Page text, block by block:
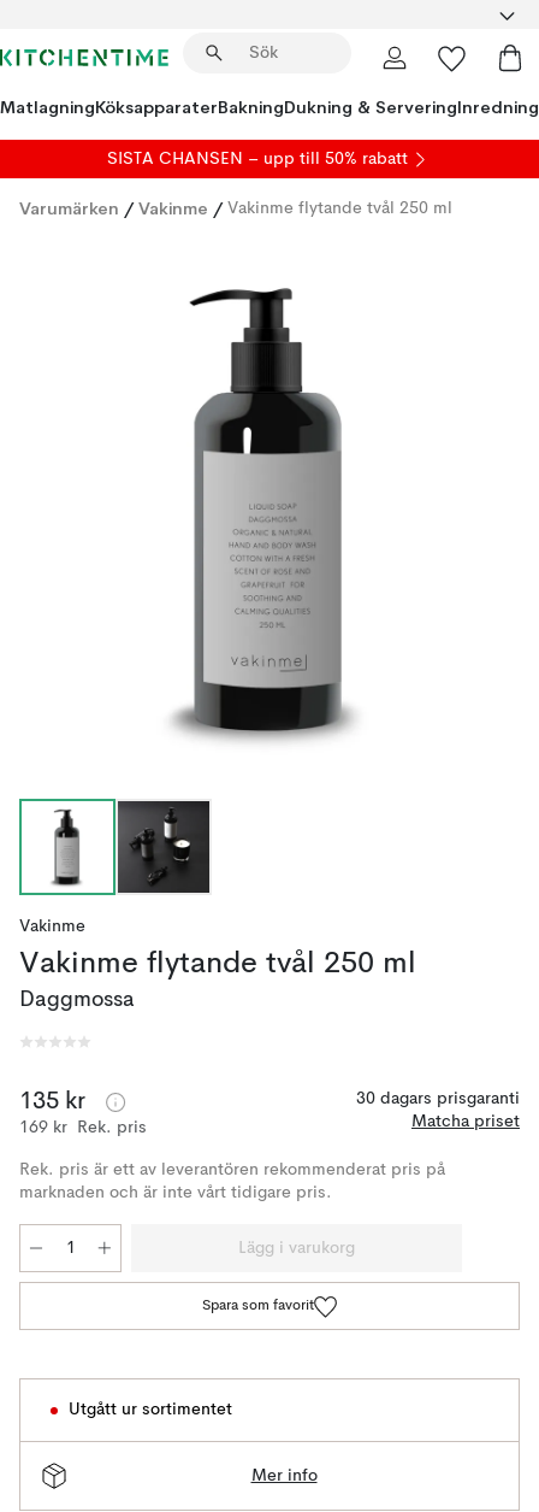
MatlagningKöksapparaterBakningDukning & ServeringInredning
SISTA CHANSEN – upp till 50% rabatt
Varumärken / Vakinme / Vakinme flytande tvål 250 ml
Vakinme
Vakinme flytande tvål 250 ml
Daggmossa
135 kr
169 kr Rek. pris
30 dagars prisgaranti
Matcha priset
Rek. pris är ett av leverantören rekommenderat pris på
marknaden och är inte vårt tidigare pris.
Lägg i varukorg
Spara som favorit
Utgått ur sortimentet
Mer info